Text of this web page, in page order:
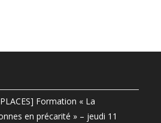
Formation « La
en précarité » – jeudi 11